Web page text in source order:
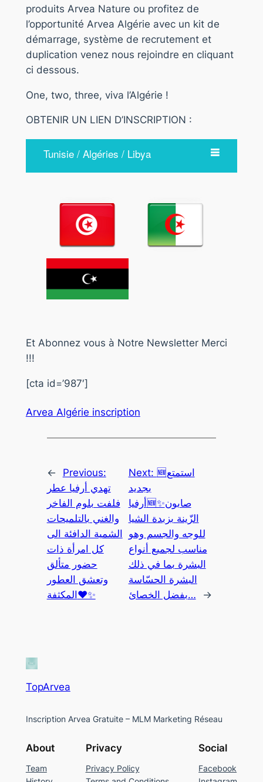
produits Arvea Nature ou profitez de
l’opportunité Arvea Algérie avec un kit de
démarrage, système de recrutement et
duplication venez nous rejoindre en cliquant
ci dessous.
One, two, three, viva l’Algérie !
OBTENIR UN LIEN D’INSCRIPTION :
Tunisie / Algéries / Libya
Et Abonnez vous à Notre Newsletter Merci
!!!
[cta id=’987′]
Arvea Algérie inscription
←
Previous:
تهدي أرفيا عطر
فلفت بلوم الفاخر
والغني بالتلميحات
الشمية الدافئة الى
كل امرأة ذات
حضور متألق
وتعشق العطور
المكثفة❤️✨
Next: 🆕استمتع
بجديد
أرفيا🆕✨صابون
الزّينة بزبدة الشيا
للوجه والجسم وهو
مناسب لجميع أنواع
البشرة بما في ذلك
البشرة الحسّاسة
بفضل الخصائ…
→
TopArvea
Inscription Arvea Gratuite – MLM Marketing Réseau
About
Team
Privacy
Privacy Policy
Social
Facebook